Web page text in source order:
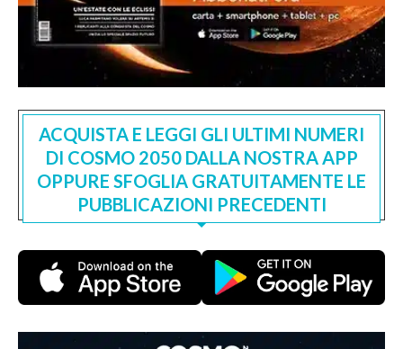
ACQUISTA E LEGGI GLI ULTIMI NUMERI
DI COSMO 2050 DALLA NOSTRA APP
OPPURE SFOGLIA GRATUITAMENTE LE
PUBBLICAZIONI PRECEDENTI